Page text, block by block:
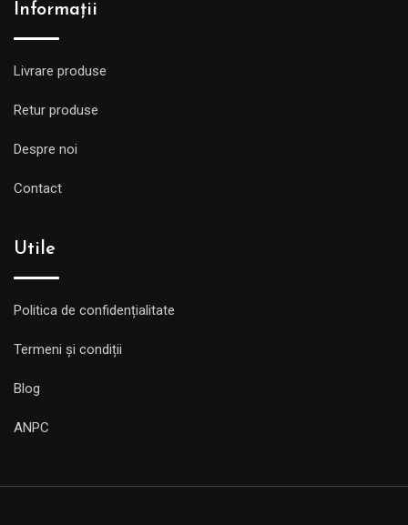
Informații
Livrare produse
Retur produse
Despre noi
Contact
Utile
Politica de confidențialitate
Termeni și condiții
Blog
ANPC